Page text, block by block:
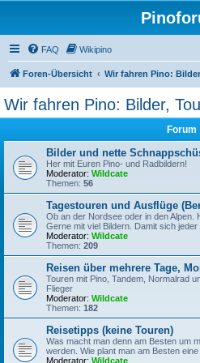
FAQ Wikipino
Foren-Übersicht Wir fahren Pino:
Wir fahren Pino: Bilder,
Forum
Bilder und nette
Her mit Euren Pino- und Radbildern!
Moderator: Wildcate
Themen: 56
Tagestouren und Ausflüge
Ob an der Nordsee oder in den Alpen.
Gerne mit viel Bildern. Damit sich
Moderator: Wildcate
Themen: 209
Reisen über mehrere Tage,
Touren mit Pino, Tandem, Normalrad
Flieger
Moderator: Wildcate
Themen: 182
Reisetipps (keine Touren)
Was macht man denn am Besten um
werden. Wie plant man am Besten eine
Moderator: Wildcate